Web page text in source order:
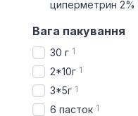
циперметрин 2%
Вага пакування
30 г 1
2*10г 1
3*5г 1
6 пасток 1